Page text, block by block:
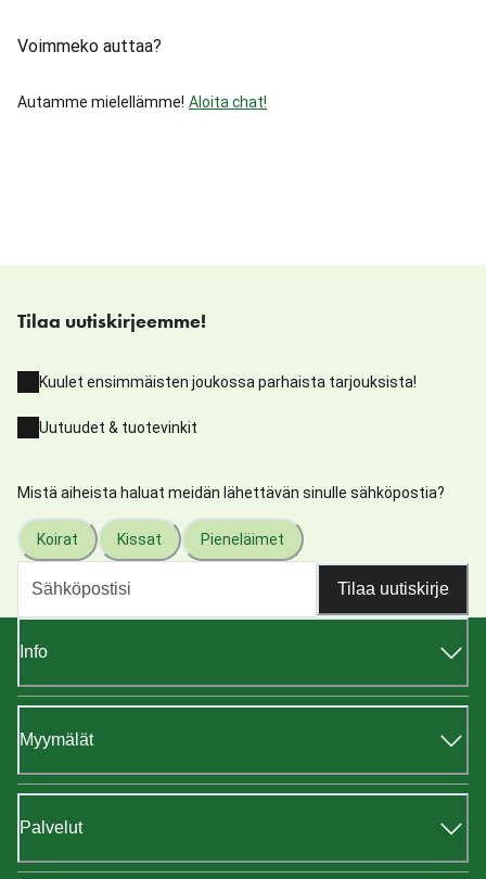
Voimmeko auttaa?
Autamme mielellämme! Aloita chat!
Tilaa uutiskirjeemme!
Kuulet ensimmäisten joukossa parhaista tarjouksista!
Uutuudet & tuotevinkit
Mistä aiheista haluat meidän lähettävän sinulle sähköpostia?
Koirat Kissat Pieneläimet
Tilaa uutiskirje
Info
Myymälät
Palvelut